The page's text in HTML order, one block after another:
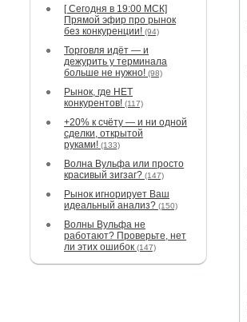
[ Сегодня в 19:00 МСК]
Прямой эфир про рынок
без конкуренции! (94)
Торговля идёт — и
дежурить у терминала
больше не нужно! (98)
Рынок, где НЕТ
конкурентов! (117)
+20% к счёту — и ни одной
сделки, открытой
руками! (133)
Волна Вульфа или просто
красивый зигзаг? (147)
Рынок игнорирует Ваш
идеальный анализ? (150)
Волны Вульфа не
работают? Проверьте, нет
ли этих ошибок (147)